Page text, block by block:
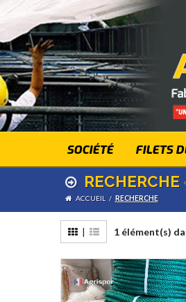
SOCIÉTÉ FILETS
RECHERCHE
ACCUEIL / RECHERCHE
| 1 élément(s)